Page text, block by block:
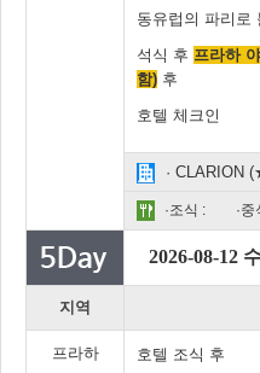
동유럽의 파리로
석식 후 프라하
함) 후
호텔 체크인
·
·조식 : ·중
2026-08-12
지역
프라하
호텔 조식 후